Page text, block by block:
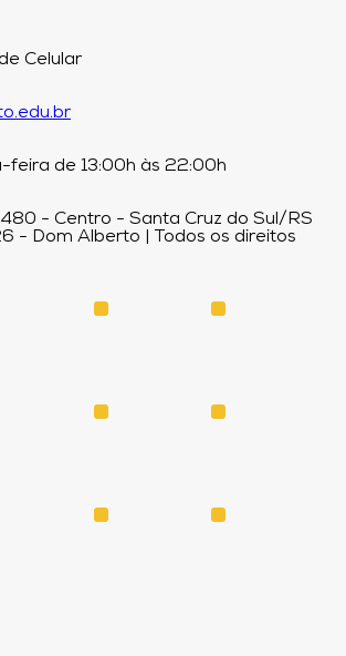
Celular
feira de 13:00h às 22:00h
480 - Centro - Santa Cruz do Sul/RS
- Dom Alberto | Todos os direitos